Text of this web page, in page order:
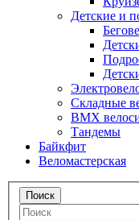
Детские и
Складные
BMX
Тандемы
Байкфит
Веломастерская